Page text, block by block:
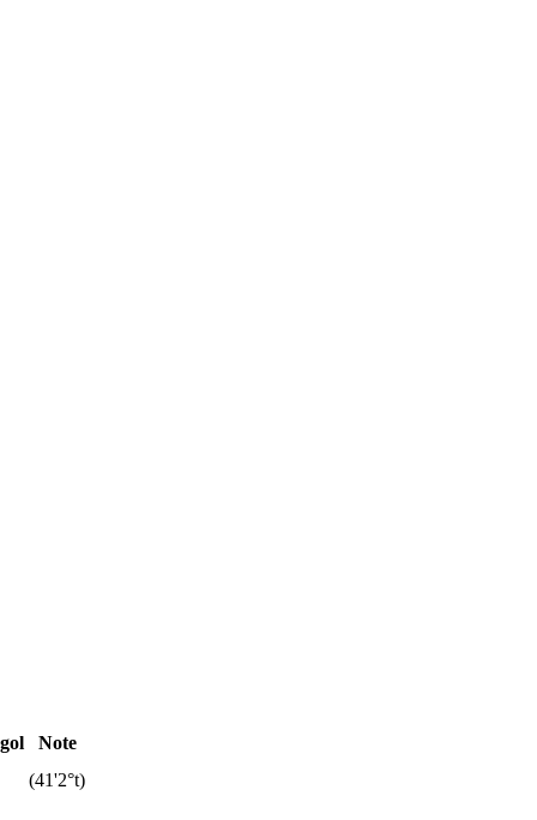
Note
(41'2°t)